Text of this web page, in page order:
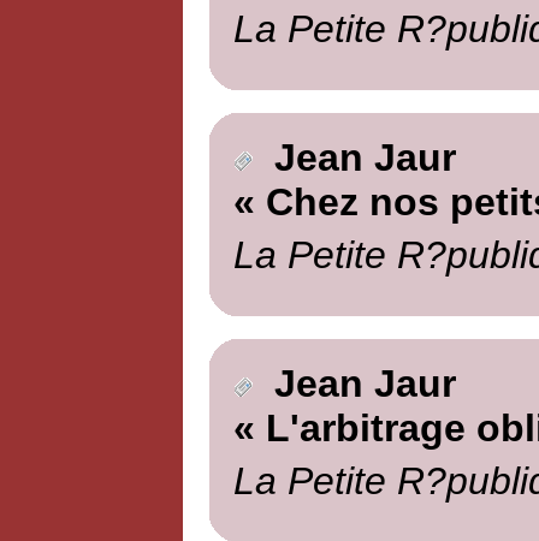
La Petite
Jean Jaur
« Chez nos
La Petite
Jean Jaur
« L'arbitrage
La Petite